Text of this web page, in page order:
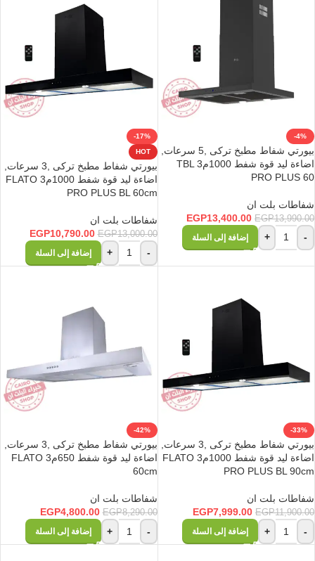
-4%
بيورتي شفاط مطبخ تركى ,5 سرعات,
اضاءة ليد قوة شفط 1000م3 TBL
PRO PLUS 60
شفاطات بلت ان
EGP13,990.00
EGP13,400.00
-
+ إضافة إلى السلة
-17%
HOT
بيورتي شفاط مطبخ تركى ,3 سرعات,
اضاءة ليد قوة شفط 1000م3 FLATO
PRO PLUS BL 60cm
شفاطات بلت ان
EGP13,000.00
EGP10,790.00
-
+ إضافة إلى السلة
-33%
بيورتي شفاط مطبخ تركى ,3 سرعات,
اضاءة ليد قوة شفط 1000م3 FLATO
PRO PLUS BL 90cm
شفاطات بلت ان
EGP11,900.00
EGP7,999.00
-
+ إضافة إلى السلة
-42%
بيورتي شفاط مطبخ تركى ,3 سرعات,
اضاءة ليد قوة شفط 650م3 FLATO
60cm
شفاطات بلت ان
EGP8,290.00
EGP4,800.00
-
+ إضافة إلى السلة